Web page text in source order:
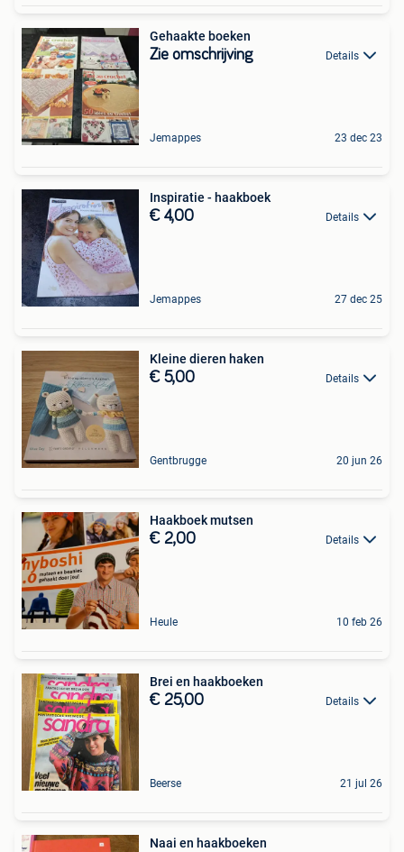
Gehaakte boeken
Zie omschrijving Details
Jemappes 23 dec 23
Inspiratie - haakboek
€ 4,00 Details
Jemappes 27 dec 25
Kleine dieren haken
€ 5,00 Details
Gentbrugge 20 jun 26
Haakboek mutsen
€ 2,00 Details
Heule 10 feb 26
Brei en haakboeken
€ 25,00 Details
Beerse 21 jul 26
Naai en haakboeken